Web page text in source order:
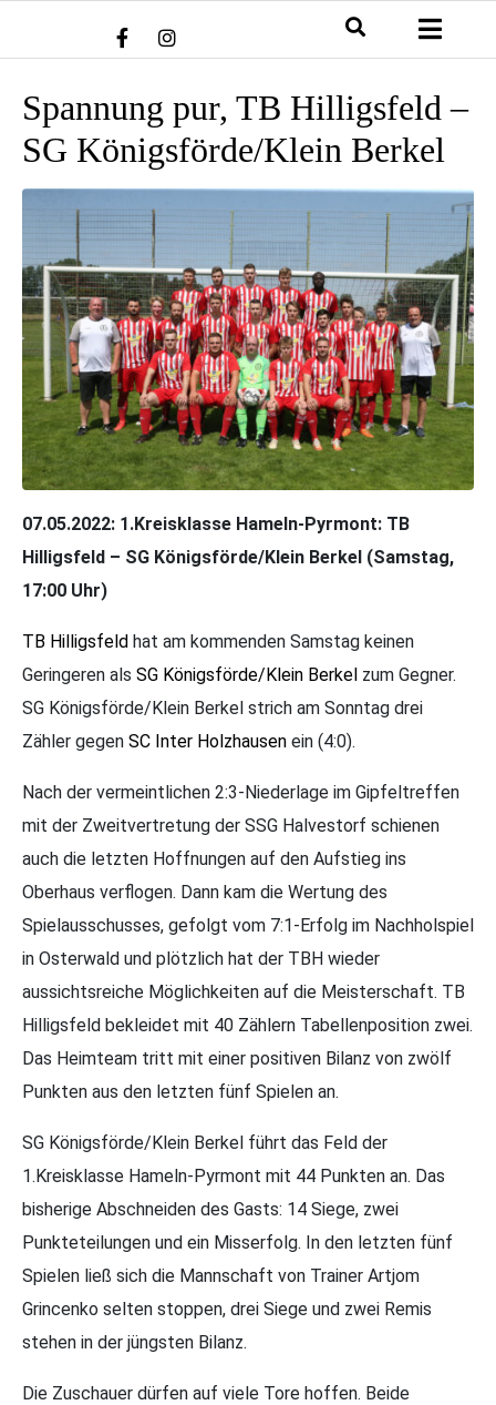
Spannung pur, TB Hilligsfeld –
SG Königsförde/Klein Berkel
07.05.2022: 1.Kreisklasse Hameln-Pyrmont: TB
Hilligsfeld – SG Königsförde/Klein Berkel (Samstag,
17:00 Uhr)
TB Hilligsfeld hat am kommenden Samstag keinen
Geringeren als SG Königsförde/Klein Berkel zum Gegner.
SG Königsförde/Klein Berkel strich am Sonntag drei
Zähler gegen SC Inter Holzhausen ein (4:0).
Nach der vermeintlichen 2:3-Niederlage im Gipfeltreffen
mit der Zweitvertretung der SSG Halvestorf schienen
auch die letzten Hoffnungen auf den Aufstieg ins
Oberhaus verflogen. Dann kam die Wertung des
Spielausschusses, gefolgt vom 7:1-Erfolg im Nachholspiel
in Osterwald und plötzlich hat der TBH wieder
aussichtsreiche Möglichkeiten auf die Meisterschaft. TB
Hilligsfeld bekleidet mit 40 Zählern Tabellenposition zwei.
Das Heimteam tritt mit einer positiven Bilanz von zwölf
Punkten aus den letzten fünf Spielen an.
SG Königsförde/Klein Berkel führt das Feld der
1.Kreisklasse Hameln-Pyrmont mit 44 Punkten an. Das
bisherige Abschneiden des Gasts: 14 Siege, zwei
Punkteteilungen und ein Misserfolg. In den letzten fünf
Spielen ließ sich die Mannschaft von Trainer Artjom
Grincenko selten stoppen, drei Siege und zwei Remis
stehen in der jüngsten Bilanz.
Die Zuschauer dürfen auf viele Tore hoffen. Beide